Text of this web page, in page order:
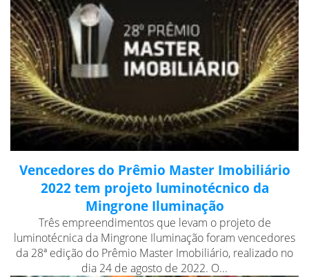
Vencedores do Prêmio Master Imobiliário
2022 tem projeto luminotécnico da
Mingrone Iluminação
Três empreendimentos que levam o projeto de
luminotécnica da Mingrone Iluminação foram vencedores
da 28ª edição do Prêmio Master Imobiliário, realizado no
dia 24 de agosto de 2022. O...